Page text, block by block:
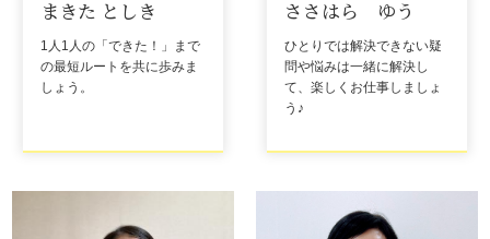
まきた としき
1人1人の「できた！」まで
の最短ルートを共に歩みま
しょう。
ささはら ゆう
ひとりでは解決できない疑
問や悩みは一緒に解決し
て、楽しくお仕事しましょ
う♪